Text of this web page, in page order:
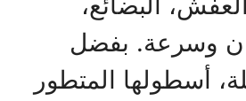
وسرعة. بفضل
أسطولها المتطور